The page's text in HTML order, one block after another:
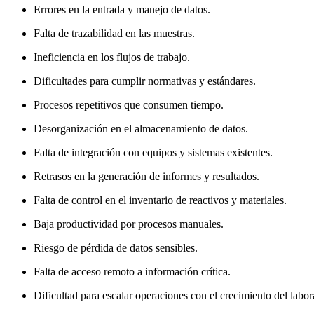
Errores en la entrada y manejo de datos.
Falta de trazabilidad en las muestras.
Ineficiencia en los flujos de trabajo.
Dificultades para cumplir normativas y estándares.
Procesos repetitivos que consumen tiempo.
Desorganización en el almacenamiento de datos.
Falta de integración con equipos y sistemas existentes.
Retrasos en la generación de informes y resultados.
Falta de control en el inventario de reactivos y materiales.
Baja productividad por procesos manuales.
Riesgo de pérdida de datos sensibles.
Falta de acceso remoto a información crítica.
Dificultad para escalar operaciones con el crecimiento del